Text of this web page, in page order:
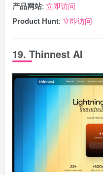
产品网站: 立即访问
Product Hunt: 立即访问
19. Thinnest AI